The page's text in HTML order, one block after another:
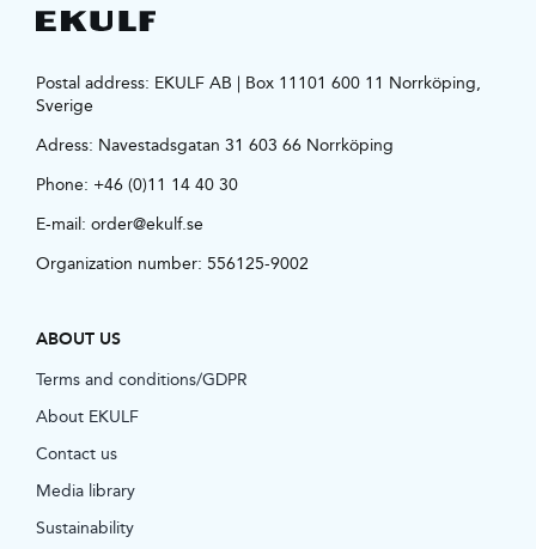
Postal address: EKULF AB | Box 11101 600 11 Norrköping,
Sverige
Adress: Navestadsgatan 31 603 66 Norrköping
Phone: +46 (0)11 14 40 30
E-mail: order@ekulf.se
Organization number: 556125-9002
ABOUT US
Terms and conditions/GDPR
About EKULF
Contact us
Media library
Sustainability